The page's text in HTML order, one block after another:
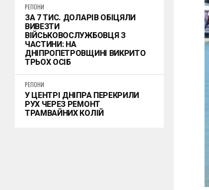
РЕГІОНИ
ЗА 7 ТИС. ДОЛАРІВ ОБІЦЯЛИ
ВИВЕЗТИ
ВІЙСЬКОВОСЛУЖБОВЦЯ З
ЧАСТИНИ: НА
ДНІПРОПЕТРОВЩИНІ ВИКРИТО
ТРЬОХ ОСІБ
РЕГІОНИ
У ЦЕНТРІ ДНІПРА ПЕРЕКРИЛИ
РУХ ЧЕРЕЗ РЕМОНТ
ТРАМВАЙНИХ КОЛІЙ